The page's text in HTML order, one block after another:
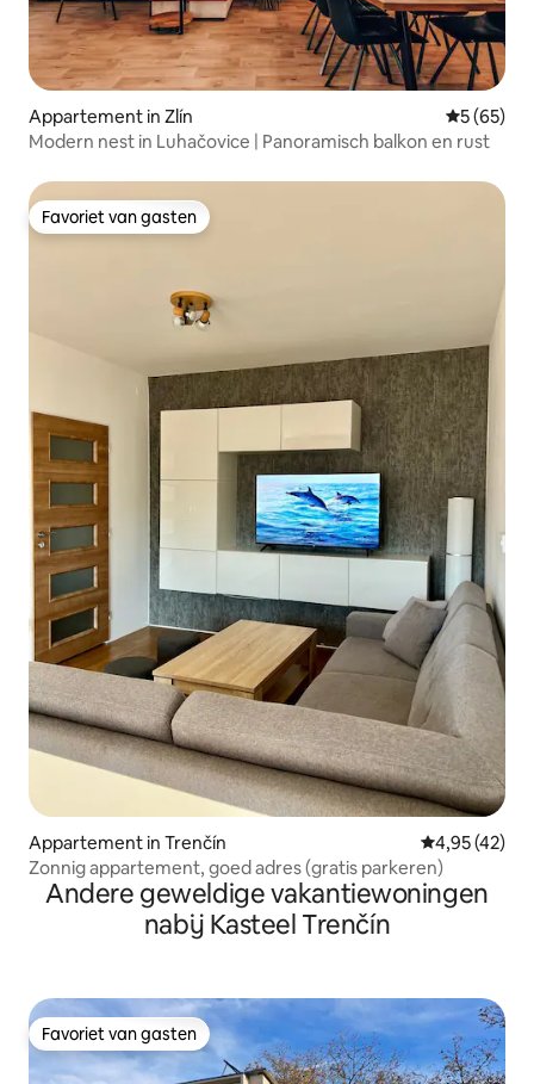
Appartement in Zlín
5 (65)
Modern nest in Luhačovice | Panoramisch balkon en rust
Favoriet van gasten
Favoriet van gasten
Appartement in Trenčín Gemiddelde
4,95 (42)
Zonnig appartement, goed adres (gratis parkeren)
Andere geweldige vakantiewoningen
nabij Kasteel Trenčín
Favoriet van gasten
Favoriet van gasten